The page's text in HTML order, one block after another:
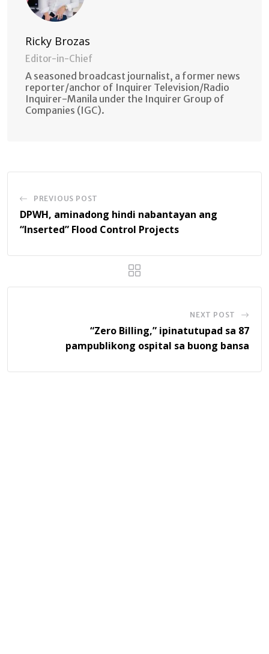
Ricky Brozas
Editor-in-Chief
A seasoned broadcast journalist, a former news
reporter/anchor of Inquirer Television/Radio
Inquirer-Manila under the Inquirer Group of
Companies (IGC).
PREVIOUS POST
DPWH, aminadong hindi nabantayan ang
“Inserted” Flood Control Projects
NEXT POST
“Zero Billing,” ipinatutupad sa 87
pampublikong ospital sa buong bansa